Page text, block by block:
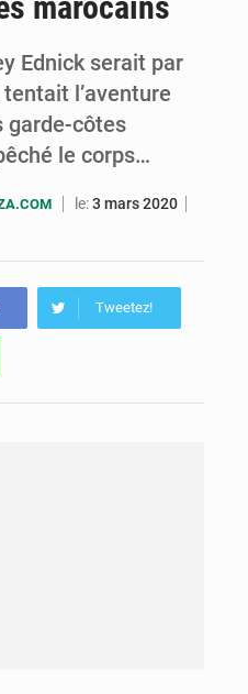
Assassinat de l’entrepreneur sportif Vally Amisi : le principal suspect arrêté à Brazzaville
Compétitions africaines : la CAF ferme la porte à l’AC Léopards et à l’AS Otohô
Ednick serait par
l’aventure
garde-côtes
le corps…
le:3 mars 2020
Tweetez!